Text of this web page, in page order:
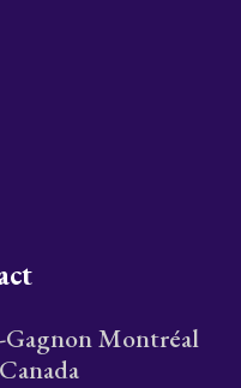
Gagnon Montréal